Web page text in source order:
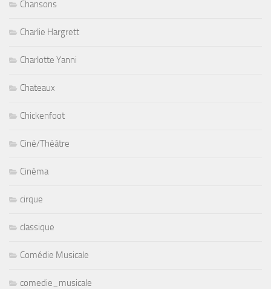
Chansons
Charlie Hargrett
Charlotte Yanni
Chateaux
Chickenfoot
Ciné/Théâtre
Cinéma
cirque
classique
Comédie Musicale
comedie_musicale